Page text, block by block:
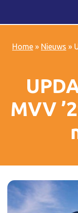
Home» Nieuws »
MVV